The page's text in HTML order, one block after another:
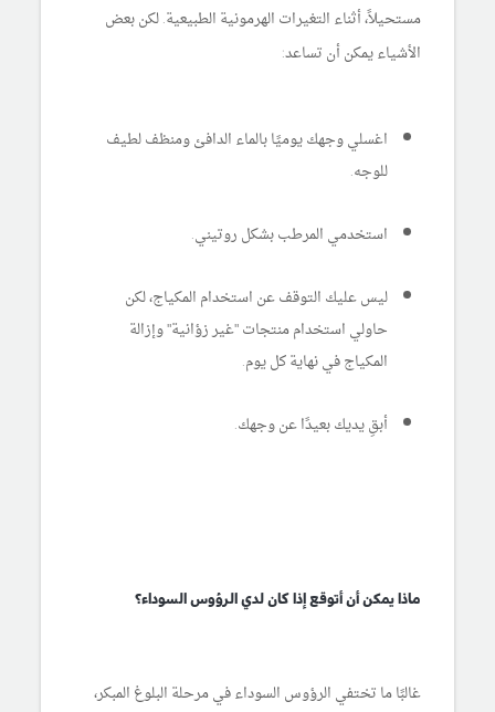
مستحيلاً، أثناء التغيرات الهرمونية الطبيعية. لكن بعض
الأشياء يمكن أن تساعد:
اغسلي وجهك يوميًا بالماء الدافئ ومنظف لطيف
للوجه.
استخدمي المرطب بشكل روتيني.
ليس عليك التوقف عن استخدام المكياج، لكن
حاولي استخدام منتجات "غير زؤانية" وإزالة
المكياج في نهاية كل يوم.
أبقِ يديك بعيدًا عن وجهك.
ماذا يمكن أن أتوقع إذا كان لدي الرؤوس السوداء؟
غالبًا ما تختفي الرؤوس السوداء في مرحلة البلوغ المبكر،